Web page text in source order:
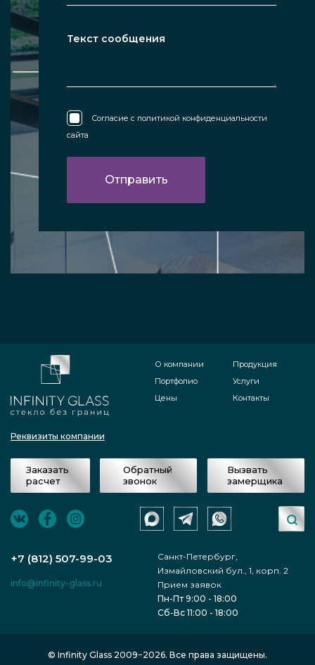
Согласие с политикой конфиденциальности
сайта
Реквизиты компании
О компании
Портфолио
Цены
Продукция
Услуги
Контакты
Заказать
расчет
Обратный
звонок
Вызвать
замерщика
+7 (812) 507-99-03
Санкт-Петербург,
Измайловский бул., 1, корп. 2
info@infinity-glass.ru
Прием заявок
Пн-Пт 9:00 - 18:00
Сб-Вс 11:00 - 18:00
© Infinity Glass 2009−2026. Все права защищены.